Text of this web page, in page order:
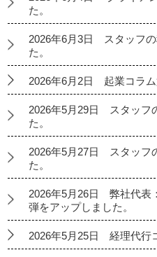
た。
2026年6月3日 スタッフ
た。
2026年6月2日 起業コラム
2026年5月29日 スタッフ
た。
2026年5月27日 スタッフ
た。
2026年5月26日 弊社代表
弾をアップしました。
2026年5月25日 経理代行